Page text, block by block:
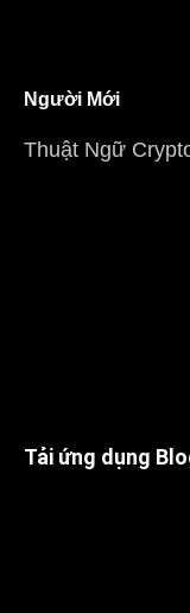
Người Mới
Thuật Ngữ
Tải ứng dụng